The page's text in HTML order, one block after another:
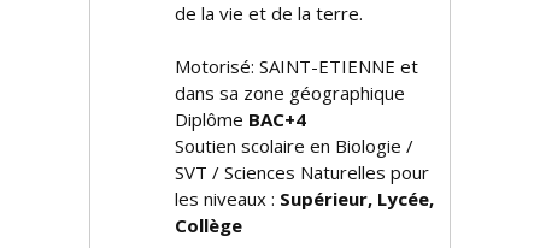
de la vie et de la terre.
Motorisé: SAINT-ETIENNE et
dans sa zone géographique
Diplôme BAC+4
Soutien scolaire en Biologie /
SVT / Sciences Naturelles pour
les niveaux : Supérieur, Lycée,
Collège